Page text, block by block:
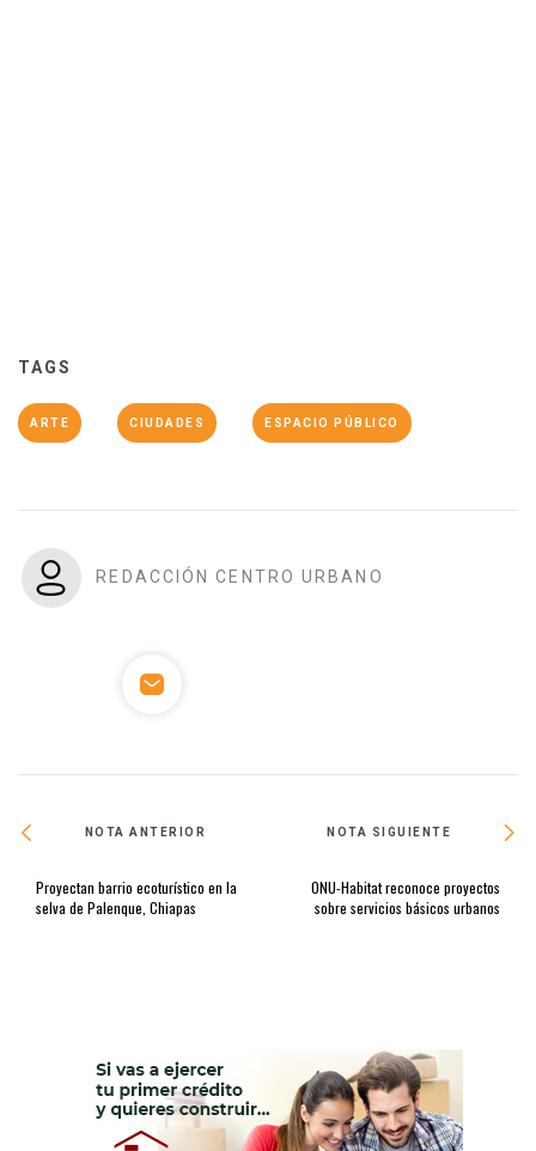
TAGS
ARTE CIUDADES ESPACIO PÚBLICO
REDACCIÓN CENTRO URBANO
NOTA ANTERIOR
Proyectan barrio ecoturístico en la
selva de Palenque, Chiapas
NOTA SIGUIENTE
ONU-Habitat reconoce proyectos
sobre servicios básicos urbanos